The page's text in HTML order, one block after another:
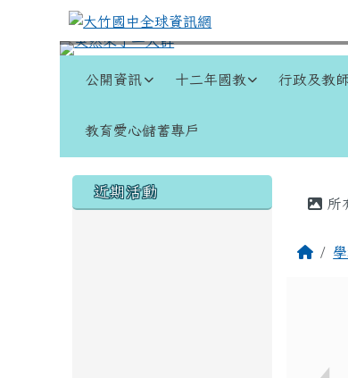
跳至主內容區
大竹國中全球資訊網
公開資訊 十二年國教 行政及教
教育愛心儲蓄專戶
左邊區域內容
近期活動 主所
回首
頁尾區域